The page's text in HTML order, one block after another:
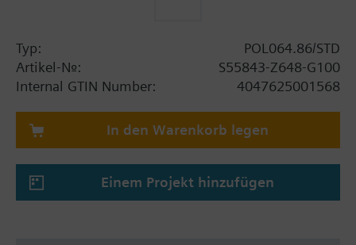
Typ:
POL064.86/STD
Artikel-Nr.:
S55843-Z648-G100
Internal GTIN Number:
4047625001568
In den Warenkorb legen
Einem Projekt hinzufügen